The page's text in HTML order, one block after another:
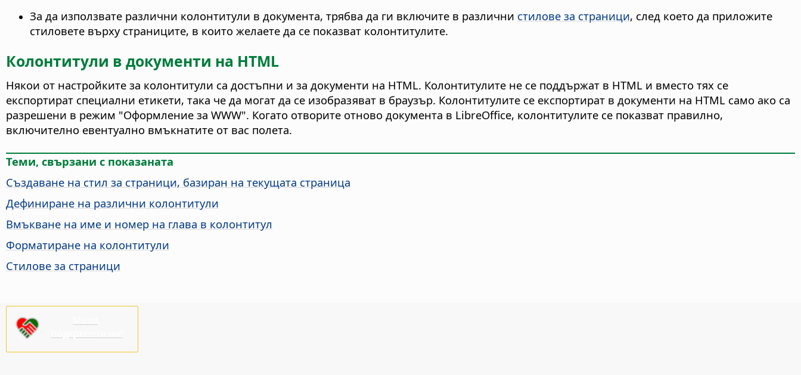
За да използвате различни колонтитули в документа, трябва да ги включите в различни стилове за страници, след което да приложите
стиловете върху страниците, в които желаете да се показват колонтитулите.
Колонтитули в документи на HTML
Някои от настройките за колонтитули са достъпни и за документи на HTML. Колонтитулите не се поддържат в HTML и вместо тях се
експортират специални етикети, така че да могат да се изобразяват в браузър. Колонтитулите се експортират в документи на HTML само ако са
разрешени в режим "Оформление за WWW". Когато отворите отново документа в LibreOffice, колонтитулите се показват правилно,
включително евентуално вмъкнатите от вас полета.
Теми, свързани с показаната
Създаване на стил за страници, базиран на текущата страница
Дефиниране на различни колонтитули
Вмъкване на име и номер на глава в колонтитул
Форматиране на колонтитули
Стилове за страници